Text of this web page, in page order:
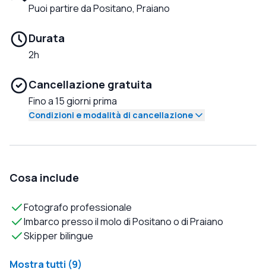
Puoi partire da Positano, Praiano
Durata
2h
Cancellazione gratuita
Fino a 15 giorni prima
Condizioni e modalità di cancellazione
Cosa include
Fotografo professionale
Imbarco presso il molo di Positano o di Praiano
Skipper bilingue
Mostra tutti (9)